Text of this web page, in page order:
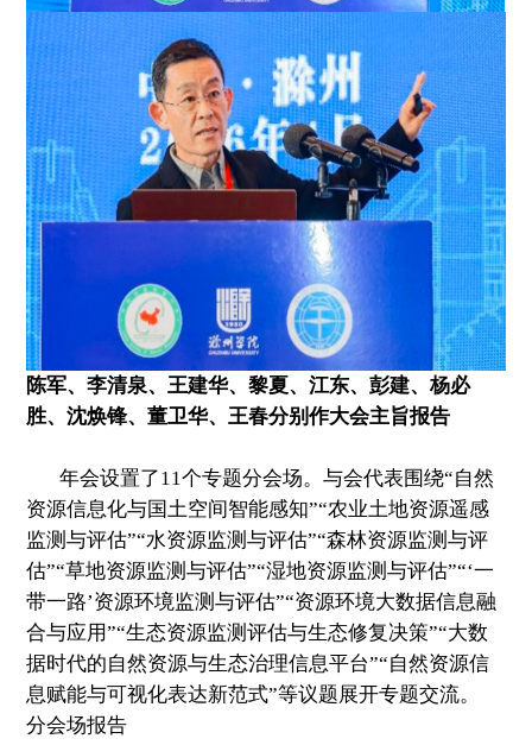
陈军、李清泉、王建华、黎夏、江东、彭建、杨必
胜、沈焕锋、董卫华、王春分别作大会主旨报告
年会设置了11个专题分会场。与会代表围绕“自然
资源信息化与国土空间智能感知”“农业土地资源遥感
监测与评估”“水资源监测与评估”“森林资源监测与评
估”“草地资源监测与评估”“湿地资源监测与评估”“‘一
带一路’资源环境监测与评估”“资源环境大数据信息融
合与应用”“生态资源监测评估与生态修复决策”“大数
据时代的自然资源与生态治理信息平台”“自然资源信
息赋能与可视化表达新范式”等议题展开专题交流。
分会场报告